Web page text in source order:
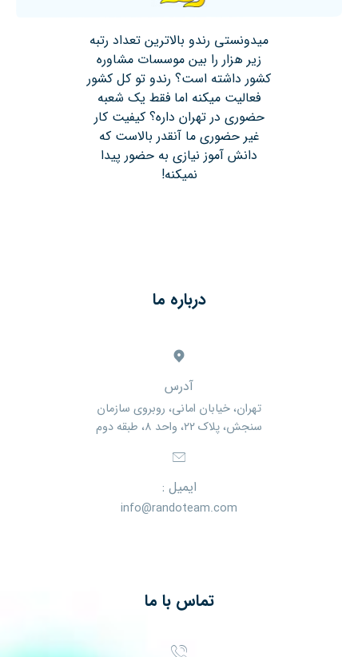
میدونستی رندو بالاترین تعداد رتبه
زیر هزار را بین موسسات مشاوره
کشور داشته است؟ رندو تو کل کشور
فعالیت میکنه اما فقط یک شعبه
حضوری در تهران داره؟ کیفیت کار
غیر حضوری ما آنقدر بالاست که
دانش آموز نیازی به حضور پیدا
نمیکنه!
درباره ما
آدرس
تهران، خیابان امانی، روبروی سازمان
سنجش، پلاک ۲۲، واحد ۸، طبقه دوم
ایمیل :
info@randoteam.com
تماس با ما